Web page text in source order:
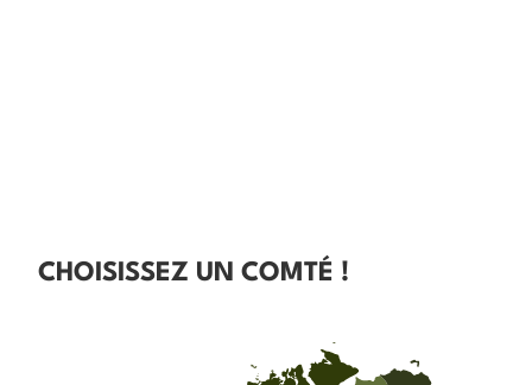
CHOISISSEZ UN COMTÉ !